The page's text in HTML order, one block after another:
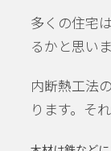
多くの住宅
るかと思いま
内断熱工法
ります。そ